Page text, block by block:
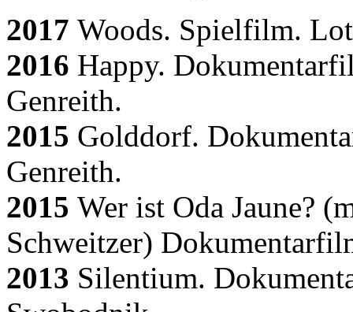
2017 Woods. Spielfilm.
2016 Happy.
Genreith.
2015 Golddorf.
Genreith.
2015 Wer ist Oda Jaune?
Schweitzer)
2013 Silentium.